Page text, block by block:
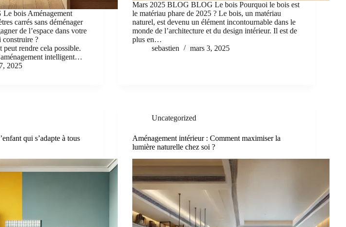
bois Aménagement
carrés sans déménager
de l’espace dans votre
construire ?
peut rendre cela possible.
intelligent…
2025
Mars 2025 BLOG BLOG Le bois Pourquoi le bois est
le matériau phare de 2025 ? Le bois, un matériau
naturel, est devenu un élément incontournable dans le
monde de l’architecture et du design intérieur. Il est de
plus en…
sebastien
mars 3, 2025
qui s’adapte à tous
Uncategorized
Aménagement intérieur : Comment maximiser la
lumière naturelle chez soi ?